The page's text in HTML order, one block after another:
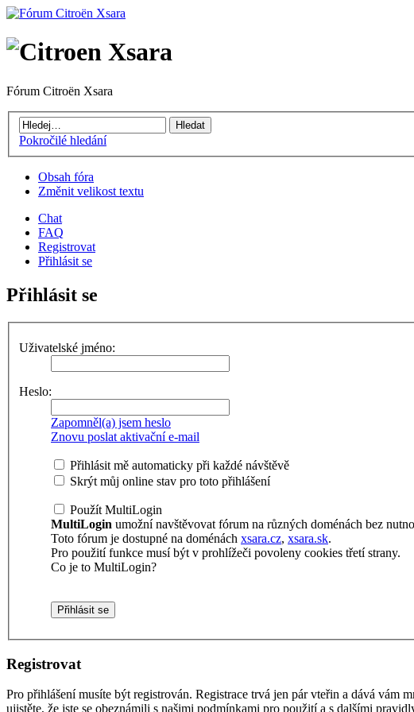
Fórum Citroën Xsara
Pokročilé hledání
Obsah fóra
Změnit velikost textu
Chat
FAQ
Registrovat
Přihlásit se
Přihlásit se
Uživatelské jméno:
Heslo:
Zapomněl(a) jsem heslo
Znovu poslat aktivační e-mail
Přihlásit mě automaticky při každé návštěvě
Skrýt můj online stav pro toto přihlášení
Použít MultiLogin
MultiLogin umožní navštěvovat fórum na různých doménách bez
Toto fórum je dostupné na doménách xsara.cz, xsara.sk.
Pro použití funkce musí být v prohlížeči povoleny cookies třetí strany.
Co je to MultiLogin?
Registrovat
Pro přihlášení musíte být registrován. Registrace trvá jen pár vteřin a dává vám
ujistěte, že jste se obeznámili s našimi podmínkami pro použití a s dalšími